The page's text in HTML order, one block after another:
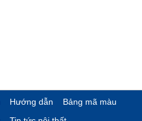
Hướng dẫn
Bảng mã màu